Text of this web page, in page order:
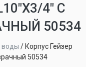
4" С
50534
воды / Корпус Гейзер
50534